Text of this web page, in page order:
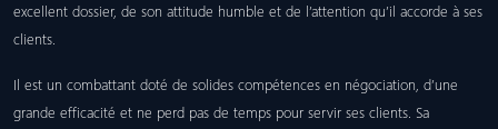
excellent dossier, de son attitude humble et de l’attention qu’il accorde à ses
clients.
Il est un combattant doté de solides compétences en négociation, d’une
grande efficacité et ne perd pas de temps pour servir ses clients. Sa